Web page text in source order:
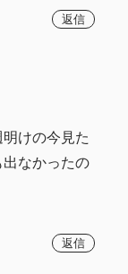
返信
けの今見た
なかったの
返信